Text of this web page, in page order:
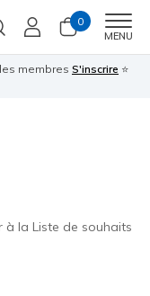
0
MENU
membres S'inscrire ⭐
à la Liste de souhaits